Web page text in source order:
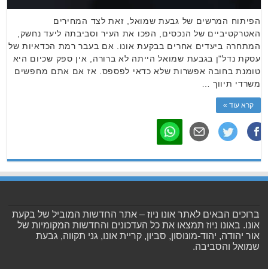
הפיתוח המרשים של גבעת שמואל, זאת לצד המחירים
האטרקטיביים של הנכסים, הפכו את העיר וסביבתה ליעד נחשק,
המתחרה ביעדים אחרים בבקעת אונו. אם בעבר רמת הכדאיות של
עסקת נדל"ן בגבעת שמואל הייתה לא ברורה, אין ספק שכיום היא
טומנת בחובה אפשרות שלא כדאי לפספס. אז אם אתם מחפשים
משרדי תיווך …
קרא עוד »
ברוכים הבאים לאתר אונו ניוז – אתר החדשות המוביל של בקעת
אונו. באונו ניוז תמצאו את כל העדכונים והחדשות המקומיות של
אור יהודה, יהוד-מונוסון, סביון, קריית אונו, גני תקווה, גבעת
שמואל והסביבה.